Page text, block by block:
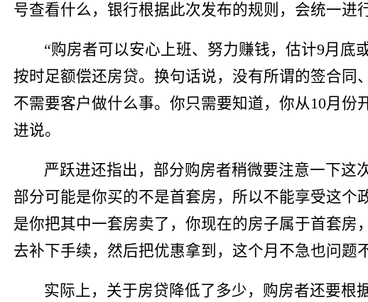
号查看什么，银行根据此次发布的规则，会统一进
“购房者可以安心上班、努力赚钱，估计9月底
按时足额偿还房贷。换句话说，没有所谓的签合同
不需要客户做什么事。你只需要知道，你从10月
进说。
严跃进还指出，部分购房者稍微要注意一下这
部分可能是你买的不是首套房，所以不能享受这
是你把其中一套房卖了，你现在的房子属于首套
去补下手续，然后把优惠拿到，这个月不急也问题
实际上，关于房贷降低了多少，购房者还要根